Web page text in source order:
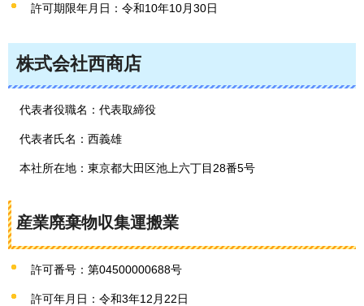
許可期限年月日：令和10年10月30日
株式会社西商店
代表者役職名：代表取締役
代表者氏名：西義雄
本社所在地：東京都大田区池上六丁目28番5号
産業廃棄物収集運搬業
許可番号：第04500000688号
許可年月日：令和3年12月22日